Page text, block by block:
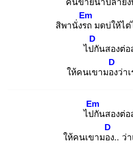
คนขายน้ำปลายั
สิพานั่งรถ
Em
มดบ่ให้ไ
ไปกั
D
นสองต่อ
ให้คนเขามอง
D
ว่า
ไปกั
Em
นสองต่อ
ให้คนเขามอง
D
.. ว่